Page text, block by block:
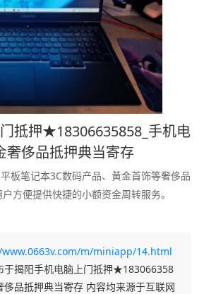
抵押★18306635858_手机电
奢侈品抵押典当寄存
板笔记本3C数码产品、黄金首饰等奢侈品
方便提供快捷的小额资金周转服务。
m/miniapp/14.html
于揭阳手机电脑上门抵押★183066358
侈品抵押典当寄存 内容均来源于互联网